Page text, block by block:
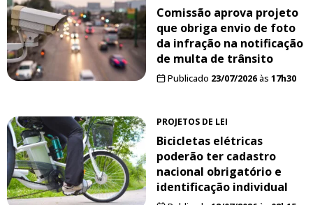
Comissão aprova projeto
que obriga envio de foto
da infração na notificação
de multa de trânsito
Publicado 23/07/2026às 17h30
PROJETOS DE LEI
Bicicletas elétricas
poderão ter cadastro
nacional obrigatório e
identificação individual